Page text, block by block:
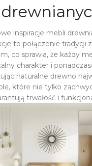
inspiracje mebli
to połączenie tradycji
co sprawia, że każdy
charakter i
naturalne drewno
które nie tylko
trwałość i